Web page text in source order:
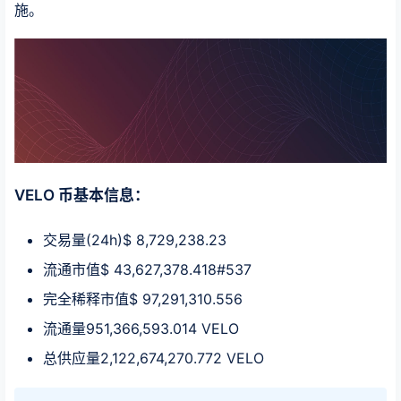
施。
VELO 币基本信息：
交易量(24h)$ 8,729,238.23
流通市值$ 43,627,378.418#537
完全稀释市值$ 97,291,310.556
流通量951,366,593.014 VELO
总供应量2,122,674,270.772 VELO